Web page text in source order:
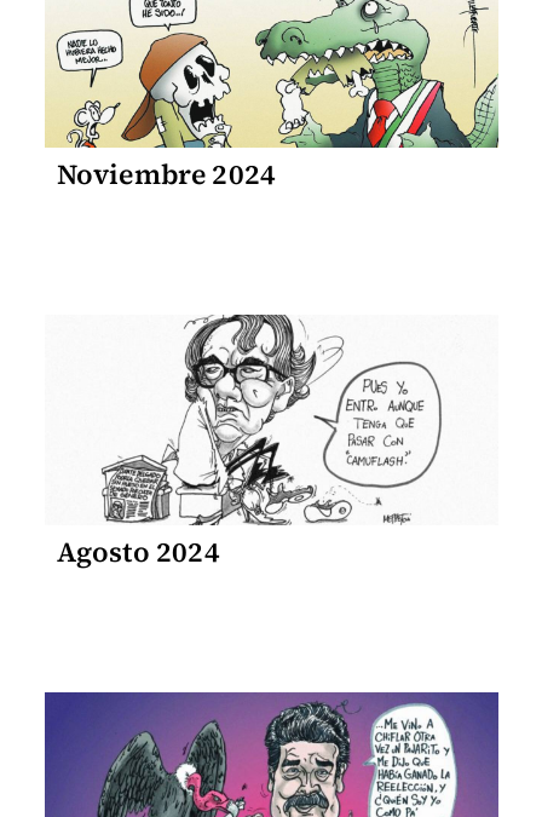
Noviembre 2024
Agosto 2024